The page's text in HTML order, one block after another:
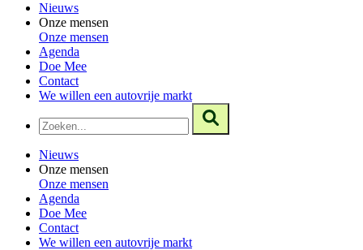
Nieuws
Onze mensen
Onze mensen
Agenda
Doe Mee
Contact
We willen een autovrije markt
Nieuws
Onze mensen
Onze mensen
Agenda
Doe Mee
Contact
We willen een autovrije markt